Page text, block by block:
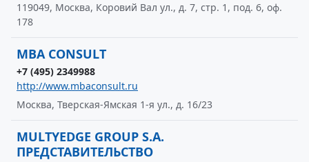
119049, Москва, Коровий Вал ул., д. 7, стр. 1, под. 6, оф.
178
MBA CONSULT
+7 (495) 2349988
http://www.mbaconsult.ru
Москва, Тверская-Ямская 1-я ул., д. 16/23
MULTYEDGE GROUP S.A.
ПРЕДСТАВИТЕЛЬСТВО